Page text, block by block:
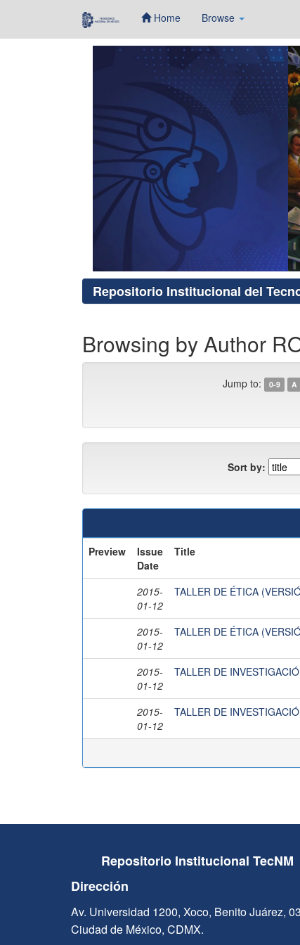
Home Browse
Repositorio Institucional del
Browsing by Author
Jump to: 0-9 A
Sort by:
Preview
Issue
Date
Title
2015-
01-12
TALLER DE ÉTICA
2015-
01-12
TALLER DE ÉTICA
2015-
01-12
TALLER DE
2015-
01-12
TALLER DE
Repositorio Institucional TecNM
Dirección
Av. Universidad 1200, Xoco, Benito Juárez,
Ciudad de México, CDMX.